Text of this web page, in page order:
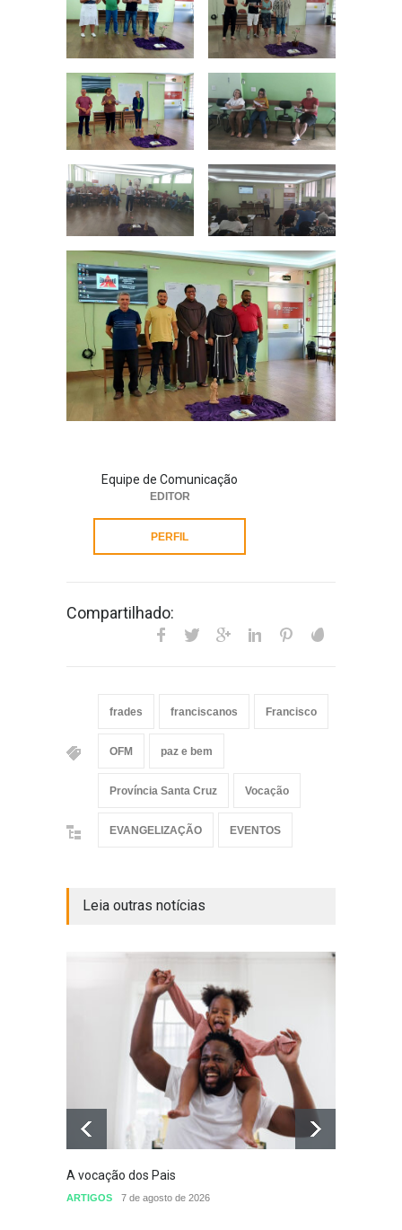
Equipe de Comunicação
EDITOR
PERFIL
Compartilhado:
frades franciscanos Francisco
OFM paz e bem
Província Santa Cruz Vocação
EVANGELIZAÇÃO EVENTOS
Leia outras notícias
A vocação dos Pais
ARTIGOS 7 de agosto de 2026